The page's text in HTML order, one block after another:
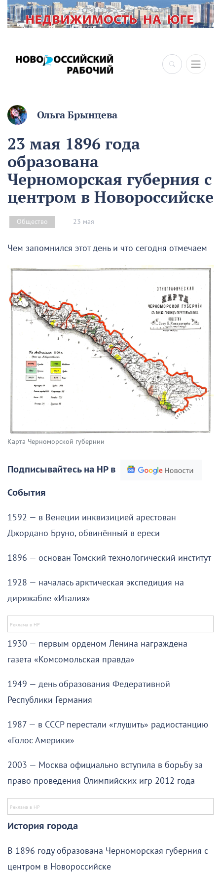
×
Ольга Брынцева
23 мая 1896 года
образована
Черноморская губерния с
центром в Новороссийске
Общество 23 мая
Чем запомнился этот день и что сегодня отмечаем
Карта Черноморской губернии
Подписывайтесь на НР в
События
1592 — в Венеции инквизицией арестован
Джордано Бруно, обвинённый в ереси
1896 — основан Томский технологический институт
1928 — началась арктическая экспедиция на
дирижабле «Италия»
1930 — первым орденом Ленина награждена
газета «Комсомольская правда»
1949 — день образования Федеративной
Республики Германия
1987 — в СССР перестали «глушить» радиостанцию
«Голос Америки»
2003 — Москва официально вступила в борьбу за
право проведения Олимпийских игр 2012 года
История города
В 1896 году образована Черноморская губерния с
центром в Новороссийске